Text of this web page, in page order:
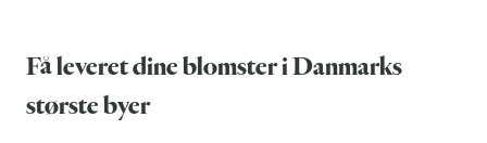
Få leveret dine blomster i Danmarks
største byer